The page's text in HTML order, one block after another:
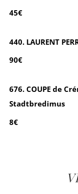
45€
440. LAURENT
90€
676. COUPE de
Stadtbredimus
8€